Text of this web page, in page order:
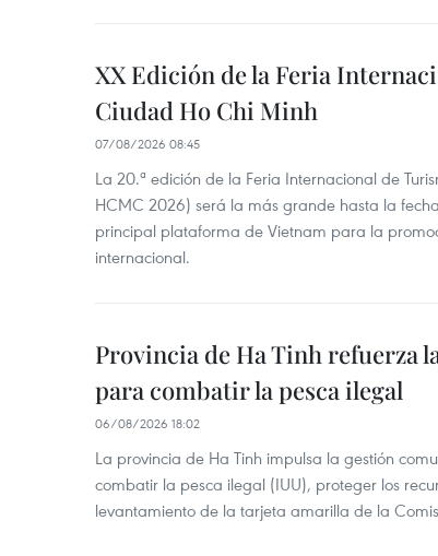
XX Edición de la Feria
Ciudad Ho Chi Minh
07/08/2026 08:45
La 20.ª edición de la Feria Internacional de
HCMC 2026) será la más grande hasta la
principal plataforma de Vietnam para la
internacional.
Provincia de Ha Tinh refuerza
para combatir la pesca ilegal
06/08/2026 18:02
La provincia de Ha Tinh impulsa la gestión
combatir la pesca ilegal (IUU), proteger los
levantamiento de la tarjeta amarilla de la